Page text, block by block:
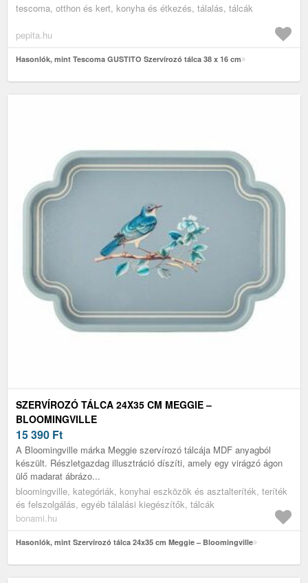
tescoma, otthon és kert, konyha és étkezés, tálalás, tálcák
pepita.hu
Hasonlók, mint Tescoma GUSTITO Szervírozó tálca 38 x 16 cm
SZERVÍROZÓ TÁLCA 24X35 CM MEGGIE –
BLOOMINGVILLE
15 390 Ft
A Bloomingville márka Meggie szervírozó tálcája MDF anyagból
készült. Részletgazdag illusztráció díszíti, amely egy virágzó ágon
ülő madarat ábrázo...
bloomingville, kategóriák, konyhai eszközök és asztalteríték, teríték
és felszolgálás, egyéb tálalási kiegészítők, tálcák
bonami.hu
Hasonlók, mint Szervírozó tálca 24x35 cm Meggie – Bloomingville